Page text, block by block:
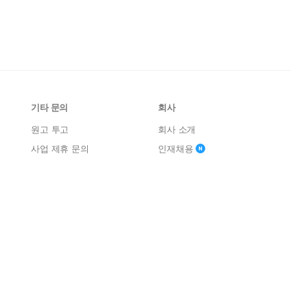
기타 문의
원고 투고
사업 제휴 문의
회사
회사 소개
인재채용